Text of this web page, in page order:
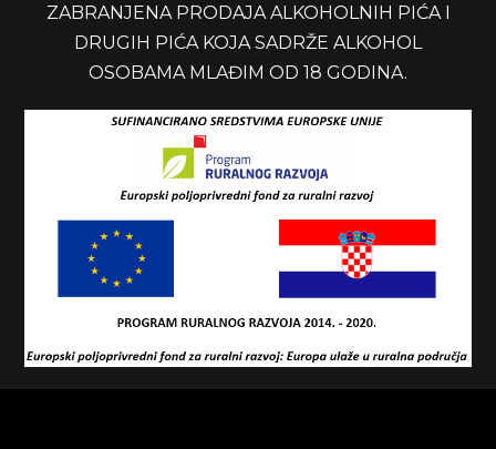
ZABRANJENA PRODAJA ALKOHOLNIH PIĆA I
DRUGIH PIĆA KOJA SADRŽE ALKOHOL
OSOBAMA MLAĐIM OD 18 GODINA.